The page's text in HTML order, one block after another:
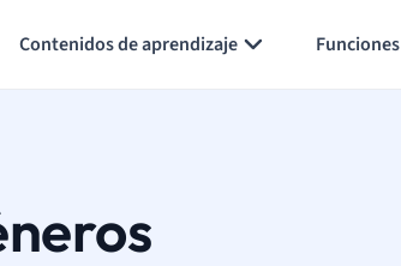
Contenidos de aprendizaje Funciones